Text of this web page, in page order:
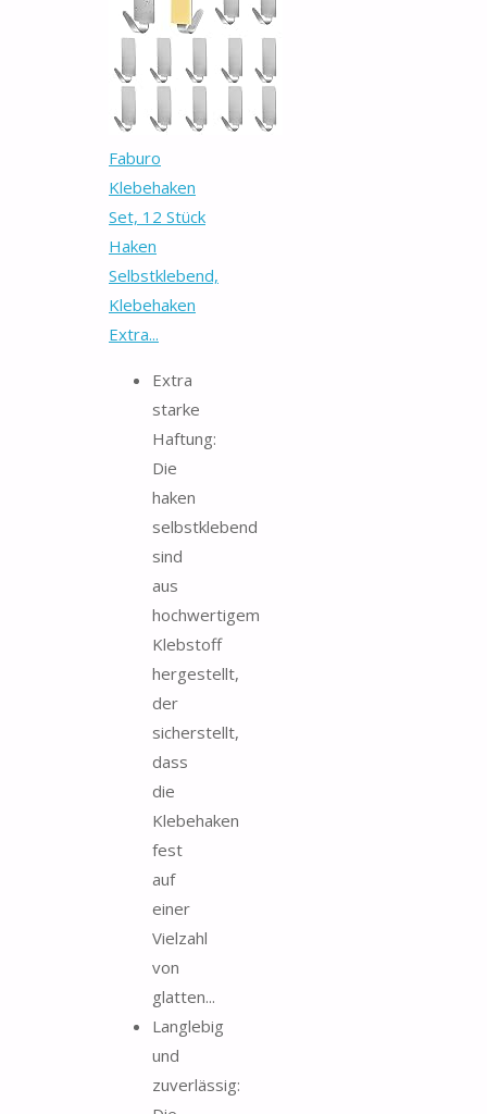
Faburo
Klebehaken
Set, 12 Stück
Haken
Selbstklebend,
Klebehaken
Extra...
Extra
starke
Haftung:
Die
haken
selbstklebend
sind
aus
hochwertigem
Klebstoff
hergestellt,
der
sicherstellt,
dass
die
Klebehaken
fest
auf
einer
Vielzahl
von
glatten...
Langlebig
und
zuverlässig: